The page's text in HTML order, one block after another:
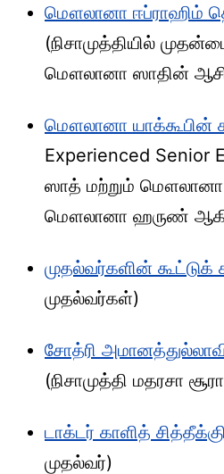
மௌலானா ஈப்ராஹிம்
(நிசாமுத்தியில்
மௌலானா ஸாதின்
மௌலானா யாக்கூபின்
Experienced
ஸாத் மற்றும் மௌலானா
மௌலானா ஹருண்
முதல்வர்களின் கூட்டுக்
முதல்வர்கள்)
சோத்ரி
(நிசாமுத்தி மதரசா
டாக்டர் காளித்
முதல்வர்)